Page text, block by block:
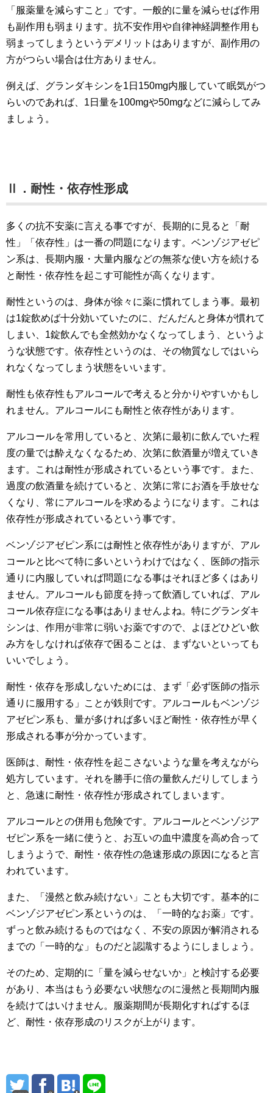
「服薬量を減らすこと」です。一般的に量を減らせば作用
も副作用も弱まります。抗不安作用や自律神経調整作用も
弱まってしまうというデメリットはありますが、副作用の
方がつらい場合は仕方ありません。
例えば、グランダキシンを1日150mg内服していて眠気がつ
らいのであれば、1日量を100mgや50mgなどに減らしてみ
ましょう。
Ⅱ．耐性・依存性形成
多くの抗不安薬に言える事ですが、長期的に見ると「耐
性」「依存性」は一番の問題になります。ベンゾジアゼピ
ン系は、長期内服・大量内服などの無茶な使い方を続ける
と耐性・依存性を起こす可能性が高くなります。
耐性というのは、身体が徐々に薬に慣れてしまう事。最初
は1錠飲めば十分効いていたのに、だんだんと身体が慣れて
しまい、1錠飲んでも全然効かなくなってしまう、というよ
うな状態です。依存性というのは、その物質なしではいら
れなくなってしまう状態をいいます。
耐性も依存性もアルコールで考えると分かりやすいかもし
れません。アルコールにも耐性と依存性があります。
アルコールを常用していると、次第に最初に飲んでいた程
度の量では酔えなくなるため、次第に飲酒量が増えていき
ます。これは耐性が形成されているという事です。また、
過度の飲酒量を続けていると、次第に常にお酒を手放せな
くなり、常にアルコールを求めるようになります。これは
依存性が形成されているという事です。
ベンゾジアゼピン系には耐性と依存性がありますが、アル
コールと比べて特に多いというわけではなく、医師の指示
通りに内服していれば問題になる事はそれほど多くはあり
ません。アルコールも節度を持って飲酒していれば、アル
コール依存症になる事はありませんよね。特にグランダキ
シンは、作用が非常に弱いお薬ですので、よほどひどい飲
み方をしなければ依存で困ることは、まずないといっても
いいでしょう。
耐性・依存を形成しないためには、まず「必ず医師の指示
通りに服用する」ことが鉄則です。アルコールもベンゾジ
アゼピン系も、量が多ければ多いほど耐性・依存性が早く
形成される事が分かっています。
医師は、耐性・依存性を起こさないような量を考えながら
処方しています。それを勝手に倍の量飲んだりしてしまう
と、急速に耐性・依存性が形成されてしまいます。
アルコールとの併用も危険です。アルコールとベンゾジア
ゼピン系を一緒に使うと、お互いの血中濃度を高め合って
しまうようで、耐性・依存性の急速形成の原因になると言
われています。
また、「漫然と飲み続けない」ことも大切です。基本的に
ベンゾジアゼピン系というのは、「一時的なお薬」です。
ずっと飲み続けるものではなく、不安の原因が解消される
までの「一時的な」ものだと認識するようにしましょう。
そのため、定期的に「量を減らせないか」と検討する必要
があり、本当はもう必要ない状態なのに漫然と長期間内服
を続けてはいけません。服薬期間が長期化すればするほ
ど、耐性・依存形成のリスクが上がります。